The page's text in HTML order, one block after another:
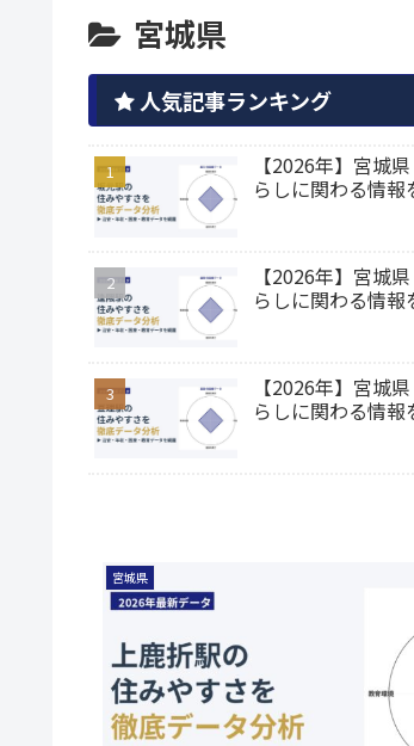
宮城県
人気記事ランキング
【2026年】宮城
らしに関わる情報
【2026年】宮城
らしに関わる情報
【2026年】宮城
らしに関わる情報
宮城県